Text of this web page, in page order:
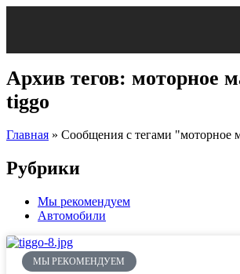
Архив тегов: моторное
tiggo
Главная » Сообщения с тегами "моторное
Рубрики
Мы рекомендуем
Автомобили
МЫ РЕКОМЕНДУЕМ